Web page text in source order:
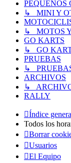
PEQUEÑOS
↳ MINI Y
↳ MOTOS
GO KARTS
↳ GO
PRUEBAS
↳
ARCHIVOS
↳
RALLY
Índice
Todos los
Borrar
Usuarios
El Equipo